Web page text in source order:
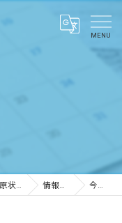
愛知県尾張旭市の解体ならMODEReNO ～原状回復・解体工事のモドリーノ～ 情報ブログ 今度は…